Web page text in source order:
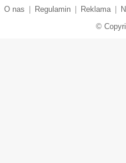
O nas Regulamin Reklama
©